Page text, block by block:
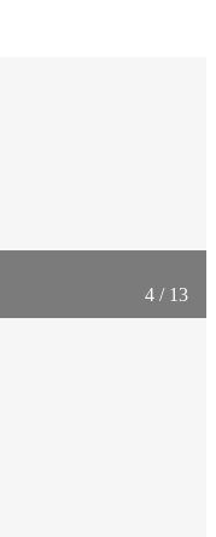
5 / 13